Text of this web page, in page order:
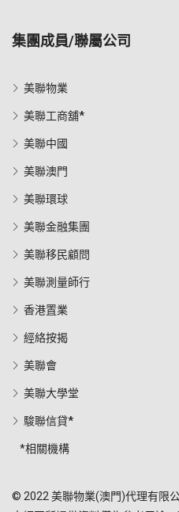
集團成員/聯屬公司
美聯物業
美聯工商舖*
美聯中國
美聯澳門
美聯環球
美聯金融集團
美聯移民顧問
美聯測量師行
香港置業
經絡按揭
美聯會
美聯大學堂
駿聯信貸*
*相關機構
© 2022 美聯物業(澳門)代理有限